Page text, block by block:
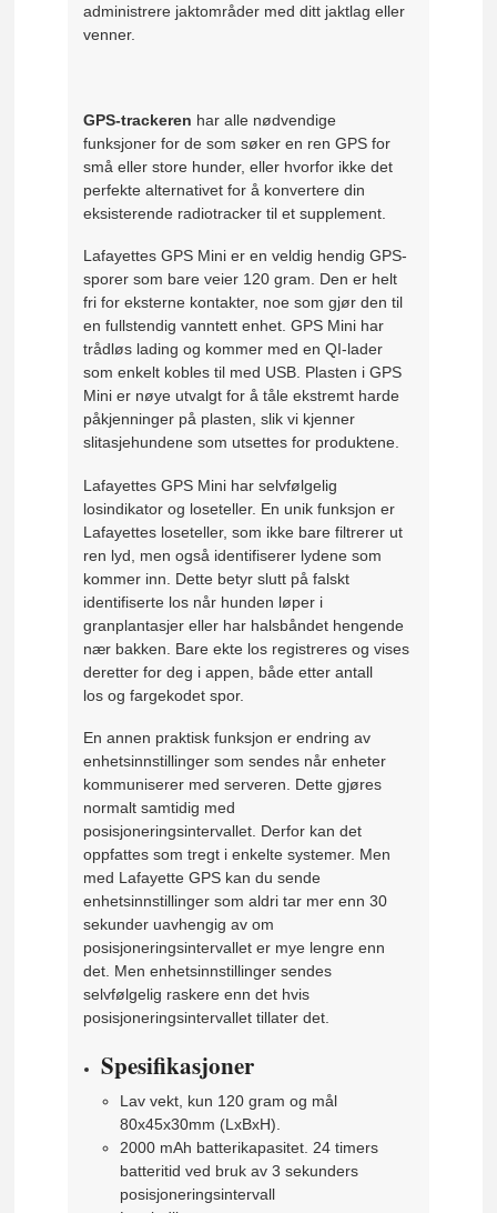
administrere jaktområder med ditt jaktlag eller
venner.
GPS-trackeren har alle nødvendige
funksjoner for de som søker en ren GPS for
små eller store hunder, eller hvorfor ikke det
perfekte alternativet for å konvertere din
eksisterende radiotracker til et supplement.
Lafayettes GPS Mini er en veldig hendig GPS-
sporer som bare veier 120 gram. Den er helt
fri for eksterne kontakter, noe som gjør den til
en fullstendig vanntett enhet. GPS Mini har
trådløs lading og kommer med en QI-lader
som enkelt kobles til med USB. Plasten i GPS
Mini er nøye utvalgt for å tåle ekstremt harde
påkjenninger på plasten, slik vi kjenner
slitasjehundene som utsettes for produktene.
Lafayettes GPS Mini har selvfølgelig
losindikator og loseteller. En unik funksjon er
Lafayettes loseteller, som ikke bare filtrerer ut
ren lyd, men også identifiserer lydene som
kommer inn. Dette betyr slutt på falskt
identifiserte los når hunden løper i
granplantasjer eller har halsbåndet hengende
nær bakken. Bare ekte los registreres og vises
deretter for deg i appen, både etter antall
los og fargekodet spor.
En annen praktisk funksjon er endring av
enhetsinnstillinger som sendes når enheter
kommuniserer med serveren. Dette gjøres
normalt samtidig med
posisjoneringsintervallet. Derfor kan det
oppfattes som tregt i enkelte systemer. Men
med Lafayette GPS kan du sende
enhetsinnstillinger som aldri tar mer enn 30
sekunder uavhengig av om
posisjoneringsintervallet er mye lengre enn
det. Men enhetsinnstillinger sendes
selvfølgelig raskere enn det hvis
posisjoneringsintervallet tillater det.
Spesifikasjoner
Lav vekt, kun 120 gram og mål
80x45x30mm (LxBxH).
2000 mAh batterikapasitet. 24 timers
batteritid ved bruk av 3 sekunders
posisjoneringsintervall